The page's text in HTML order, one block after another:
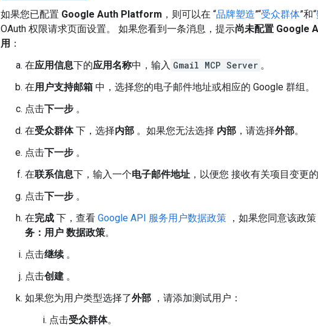
如果您已配置 Google Auth Platform ，则可以在 “品牌塑造”“受众群体”和“
OAuth 权限请求页面设置。 如果您看到一条消息，提示尚未配置 Google
用 ：
在应用信息下的应用名称中，输入 Gmail MCP Server 。
在用户支持邮箱 中，选择您的电子邮件地址或相应的 Google 群组。
点击下一步 。
在受众群体下，选择内部 。如果您无法选择 内部 ，请选择外部。
点击下一步 。
在联系信息下，输入一个电子邮件地址 ，以便您 接收有关项目变更
点击下一步 。
在完成 下，查看 Google API 服务用户数据政策 ，如果您同意该政
务：用户 数据政策。
点击继续。
点击创建 。
如果您为用户类型选择了外部 ，请添加测试用户：
点击受众群体。